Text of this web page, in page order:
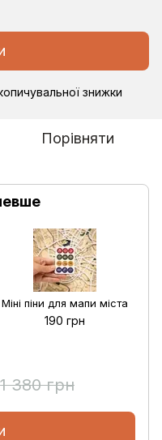
знижки
Порівняти
Міні піни для мапи міста
190 грн
1 380 грн